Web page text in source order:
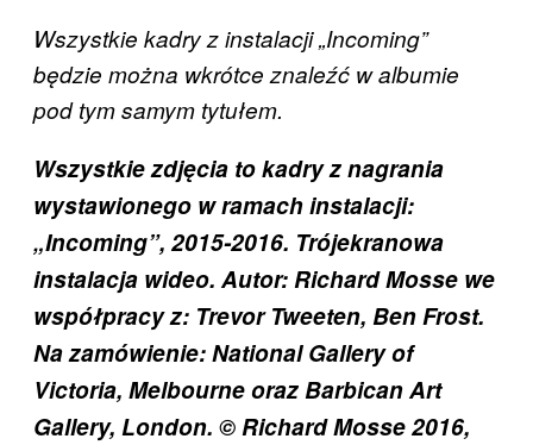
Wszystkie kadry z instalacji „Incoming”
będzie można wkrótce znaleźć w albumie
pod tym samym tytułem.
Wszystkie zdjęcia to kadry z nagrania
wystawionego w ramach instalacji:
„Incoming”, 2015-2016. Trójekranowa
instalacja wideo. Autor: Richard Mosse we
współpracy z: Trevor Tweeten, Ben Frost.
Na zamówienie: National Gallery of
Victoria, Melbourne oraz Barbican Art
Gallery, London. © Richard Mosse 2016,